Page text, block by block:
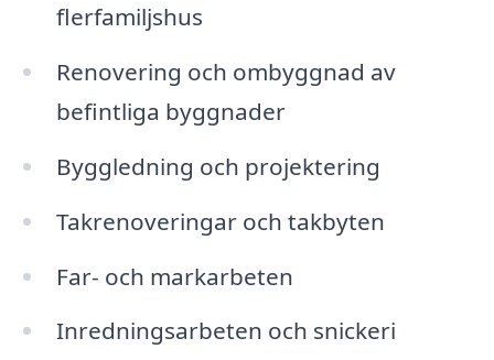
flerfamiljshus
Renovering och ombyggnad av
befintliga byggnader
Byggledning och projektering
Takrenoveringar och takbyten
Far- och markarbeten
Inredningsarbeten och snickeri